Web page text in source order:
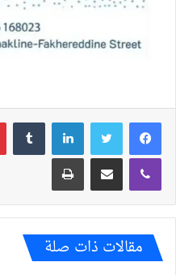
فيسبوك تويتر لينكدإن
ڤايبر مشاركة عبر البريد طباعة
مقالات ذات صلة